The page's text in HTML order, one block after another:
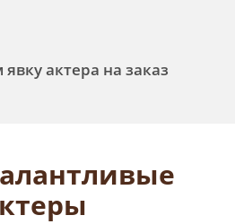
актера на заказ